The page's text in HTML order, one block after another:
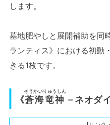
します。
墓地肥やしと展開補助を同
ランティス》における初動
きる1枚です。
《蒼海竜神
そうかいりゅうしん
－ネオダ